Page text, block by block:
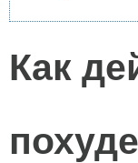
Как